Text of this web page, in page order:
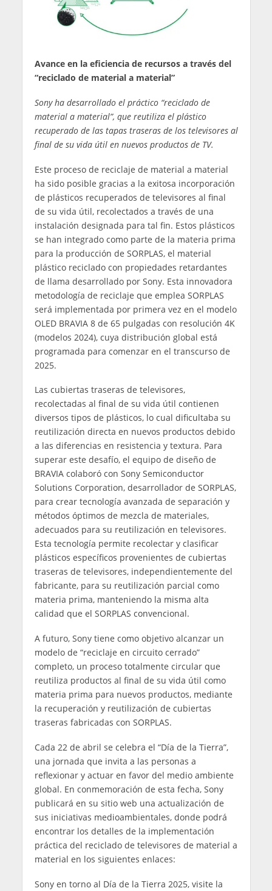
Avance en la eficiencia de recursos a través del
“reciclado de material a material”
Sony ha desarrollado el práctico “reciclado de
material a material”, que reutiliza el plástico
recuperado de las tapas traseras de los televisores al
final de su vida útil en nuevos productos de TV.
Este proceso de reciclaje de material a material
ha sido posible gracias a la exitosa incorporación
de plásticos recuperados de televisores al final
de su vida útil, recolectados a través de una
instalación designada para tal fin. Estos plásticos
se han integrado como parte de la materia prima
para la producción de SORPLAS, el material
plástico reciclado con propiedades retardantes
de llama desarrollado por Sony. Esta innovadora
metodología de reciclaje que emplea SORPLAS
será implementada por primera vez en el modelo
OLED BRAVIA 8 de 65 pulgadas con resolución 4K
(modelos 2024), cuya distribución global está
programada para comenzar en el transcurso de
2025.
Las cubiertas traseras de televisores,
recolectadas al final de su vida útil contienen
diversos tipos de plásticos, lo cual dificultaba su
reutilización directa en nuevos productos debido
a las diferencias en resistencia y textura. Para
superar este desafío, el equipo de diseño de
BRAVIA colaboró con Sony Semiconductor
Solutions Corporation, desarrollador de SORPLAS,
para crear tecnología avanzada de separación y
métodos óptimos de mezcla de materiales,
adecuados para su reutilización en televisores.
Esta tecnología permite recolectar y clasificar
plásticos específicos provenientes de cubiertas
traseras de televisores, independientemente del
fabricante, para su reutilización parcial como
materia prima, manteniendo la misma alta
calidad que el SORPLAS convencional.
A futuro, Sony tiene como objetivo alcanzar un
modelo de “reciclaje en circuito cerrado”
completo, un proceso totalmente circular que
reutiliza productos al final de su vida útil como
materia prima para nuevos productos, mediante
la recuperación y reutilización de cubiertas
traseras fabricadas con SORPLAS.
Cada 22 de abril se celebra el “Día de la Tierra”,
una jornada que invita a las personas a
reflexionar y actuar en favor del medio ambiente
global. En conmemoración de esta fecha, Sony
publicará en su sitio web una actualización de
sus iniciativas medioambientales, donde podrá
encontrar los detalles de la implementación
práctica del reciclado de televisores de material a
material en los siguientes enlaces:
Sony en torno al Día de la Tierra 2025, visite la